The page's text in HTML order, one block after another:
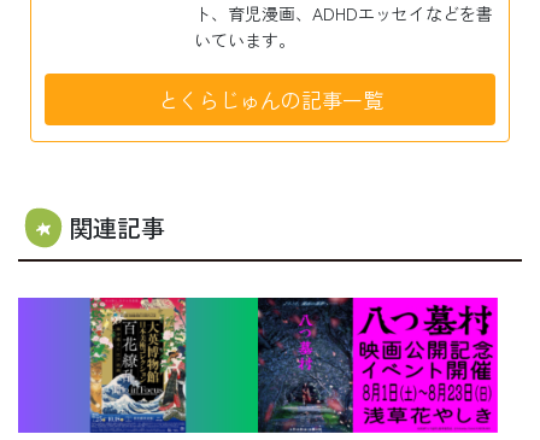
ト、育児漫画、ADHDエッセイなどを書
いています。
とくらじゅんの記事一覧
関連記事